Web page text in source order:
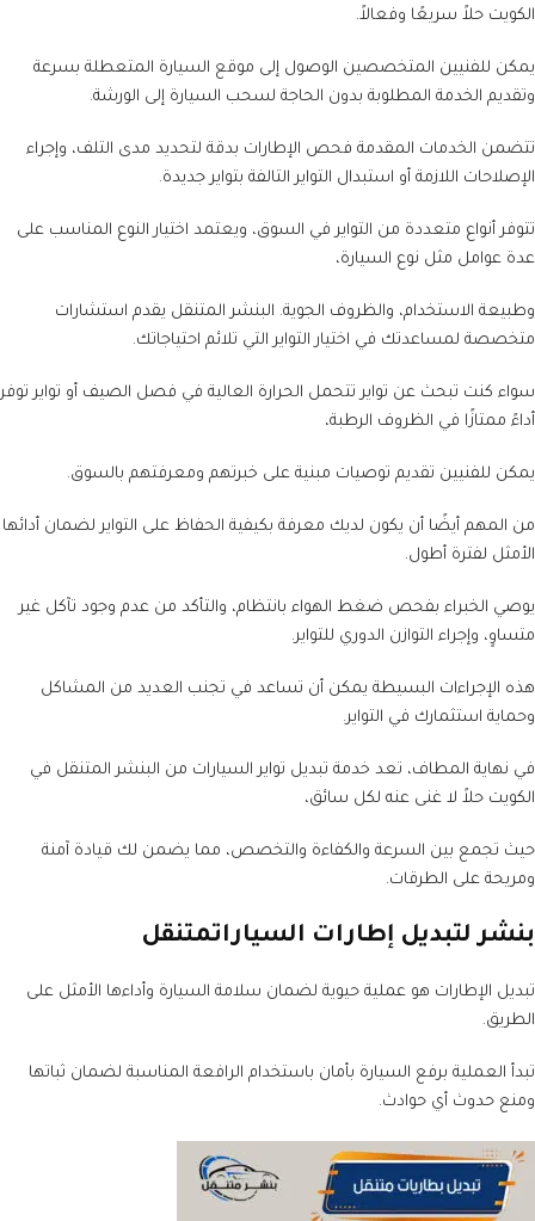
الكويت حلاً سريعًا وفعالاً.
يمكن للفنيين المتخصصين الوصول إلى موقع السيارة المتعطلة بسرعة
وتقديم الخدمة المطلوبة بدون الحاجة لسحب السيارة إلى الورشة.
تتضمن الخدمات المقدمة فحص الإطارات بدقة لتحديد مدى التلف، وإجراء
الإصلاحات اللازمة أو استبدال التواير التالفة بتواير جديدة.
تتوفر أنواع متعددة من التواير في السوق، ويعتمد اختيار النوع المناسب على
عدة عوامل مثل نوع السيارة،
وطبيعة الاستخدام، والظروف الجوية. البنشر المتنقل يقدم استشارات
متخصصة لمساعدتك في اختيار التواير التي تلائم احتياجاتك.
سواء كنت تبحث عن تواير تتحمل الحرارة العالية في فصل الصيف أو تواير توفر
أداءً ممتازًا في الظروف الرطبة،
يمكن للفنيين تقديم توصيات مبنية على خبرتهم ومعرفتهم بالسوق.
من المهم أيضًا أن يكون لديك معرفة بكيفية الحفاظ على التواير لضمان أدائها
الأمثل لفترة أطول.
يوصي الخبراء بفحص ضغط الهواء بانتظام، والتأكد من عدم وجود تآكل غير
متساوٍ، وإجراء التوازن الدوري للتواير.
هذه الإجراءات البسيطة يمكن أن تساعد في تجنب العديد من المشاكل
وحماية استثمارك في التواير.
في نهاية المطاف، تعد خدمة تبديل تواير السيارات من البنشر المتنقل في
الكويت حلاً لا غنى عنه لكل سائق،
حيث تجمع بين السرعة والكفاءة والتخصص، مما يضمن لك قيادة آمنة
ومريحة على الطرقات.
بنشر لتبديل إطارات السياراتمتنقل
تبديل الإطارات هو عملية حيوية لضمان سلامة السيارة وأداءها الأمثل على
الطريق.
تبدأ العملية برفع السيارة بأمان باستخدام الرافعة المناسبة لضمان ثباتها
ومنع حدوث أي حوادث.